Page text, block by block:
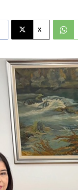
X